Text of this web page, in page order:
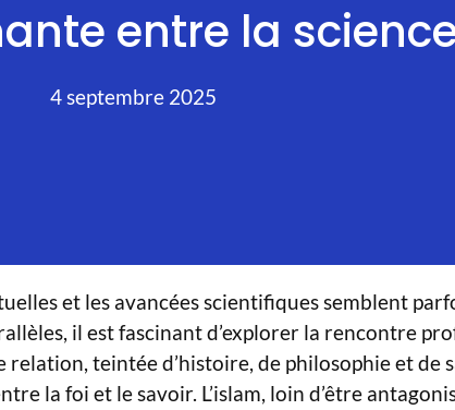
entre la
4 septembre 2025
et les avancées scientifiques semblent
il est fascinant d’explorer la rencontre
relation, teintée d’histoire, de philosophie et de
la foi et le savoir. L’islam, loin d’être